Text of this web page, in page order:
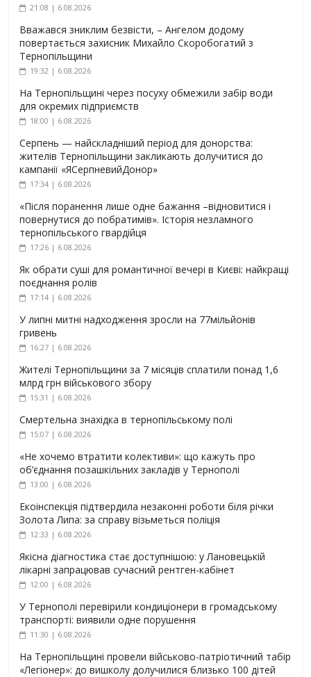
21:08 | 6.08.2026
Вважався зниклим безвісти, – Ангелом додому
повертається захисник Михайло Скоробогатий з
Тернопільщини
19:32 | 6.08.2026
На Тернопільщині через посуху обмежили забір води
для окремих підприємств
18:00 | 6.08.2026
Серпень — найскладніший період для донорства:
жителів Тернопільщини закликають долучитися до
кампанії «ЯСерпневийДонор»
17:34 | 6.08.2026
«Після поранення лише одне бажання –відновитися і
повернутися до побратимів». Історія незламного
тернопільського гвардійця
17:26 | 6.08.2026
Як обрати суші для романтичної вечері в Києві: найкращі
поєднання ролів
17:14 | 6.08.2026
У липні митні надходження зросли на 77мільйонів
гривень
16:27 | 6.08.2026
Жителі Тернопільщини за 7 місяців сплатили понад 1,6
млрд грн військового збору
15:31 | 6.08.2026
Смертельна знахідка в тернопільському полі
15:07 | 6.08.2026
«Не хочемо втратити колективи»: що кажуть про
об’єднання позашкільних закладів у Тернополі
13:00 | 6.08.2026
Екоінспекція підтвердила незаконні роботи біля річки
Золота Липа: за справу візьметься поліція
12:33 | 6.08.2026
Якісна діагностика стає доступнішою: у Лановецькій
лікарні запрацював сучасний рентген-кабінет
12:00 | 6.08.2026
У Тернополі перевірили кондиціонери в громадському
транспорті: виявили одне порушення
11:30 | 6.08.2026
На Тернопільщині провели військово-патріотичний табір
«Легіонер»: до вишколу долучилися близько 100 дітей